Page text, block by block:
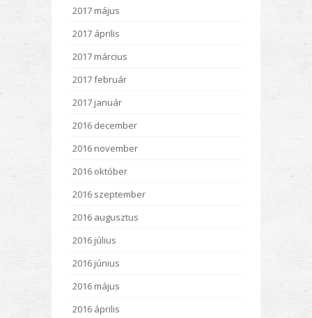
2017 május
2017 április
2017 március
2017 február
2017 január
2016 december
2016 november
2016 október
2016 szeptember
2016 augusztus
2016 július
2016 június
2016 május
2016 április